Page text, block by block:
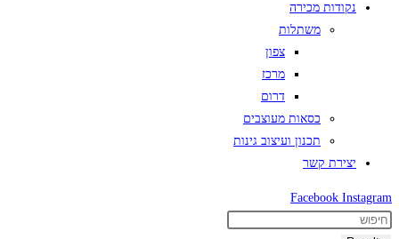
נקודות מכירה
משתלות
צפון
מרכז
דרום
כסאות מעוצבים
תכנון ועיצוב גינות
יצירת קשר
Facebook Instagram
Search